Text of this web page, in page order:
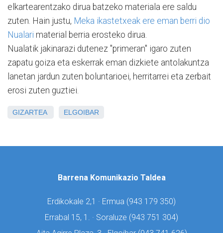
elkartearentzako dirua batzeko materiala ere saldu
zuten. Hain justu, Meka ikastetxeak ere eman berri dio
Nualari material berria erosteko dirua.
Nualatik jakinarazi dutenez "primeran" igaro zuten
zapatu goiza eta eskerrak eman dizkiete antolakuntza
lanetan jardun zuten boluntarioei, herritarrei eta zerbait
erosi zuten guztiei.
GIZARTEA ELGOIBAR
Barrena Komunikazio Taldea
Erdikokale 2,1 · Ermua (943 179 350)
Errabal 15, 1. · Soraluze (943 751 304)